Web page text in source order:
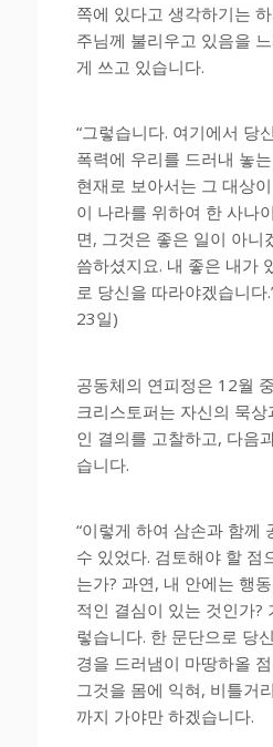
쪽에 있다고 생각하기는
주님께 불리우고 있음을
게 쓰고 있습니다.
“그렇습니다. 여기에서 당
폭력에 우리를 드러내 놓
현재로 보아서는 그 대상
이 나라를 위하여 한 사나
면, 그것은 좋은 일이 아니
씀하셨지요. 내 좋은 내가
로 당신을 따라야겠습니다
23일)
공동체의 연피정은 12월
크리스토퍼는 자신의 묵
인 결의를 고찰하고, 다음
습니다.
“이렇게 하여 삼손과 함께
수 있었다. 검토해야 할 점
는가? 과연, 내 안에는 행
적인 결심이 있는 것인가?
렇습니다. 한 문단으로 당
경을 드러냄이 마땅하올
그것을 몸에 익혀, 비틀거
까지 가야만 하겠습니다.